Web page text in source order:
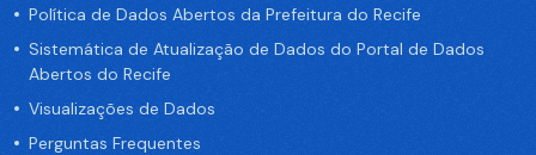
Política de Dados Abertos da Prefeitura do Recife
Sistemática de Atualização de Dados do Portal de Dados
Abertos do Recife
Visualizações de Dados
Perguntas Frequentes